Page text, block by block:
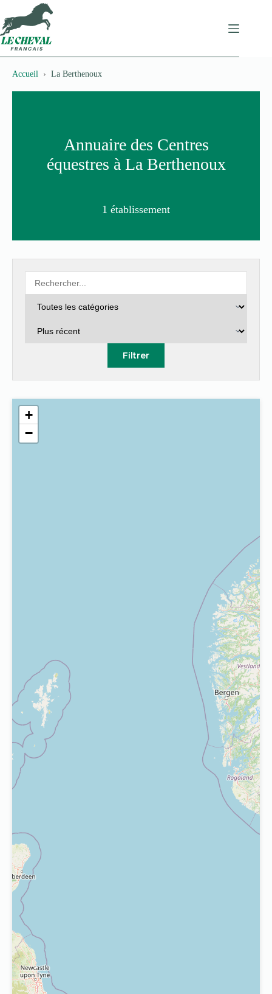
au
contenu
Accueil La Berthenoux
Annuaire des Centres
équestres à La Berthenoux
1 établissement
Filtrer
+
−